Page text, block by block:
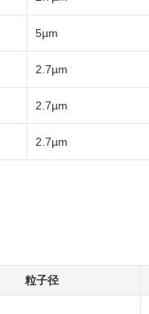
5µm
2.7µm
2.7µm
2.7µm
粒子径